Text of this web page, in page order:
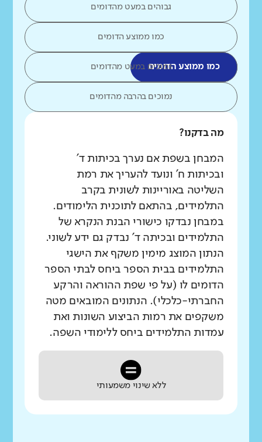
גבוהים במעט מהדומים
כמו ממוצע הדומים
כמו ממוצע הדומיםנמוכים במעט מהדומים
נמוכים בהרבה מהדומים
מה בדקנו?
המבחן בשפת אם נערך בכיתות ד'
ובכיתות ח' ונועד להעריך את רמת
השליטה באוריינות לשונית בקרב
התלמידים, בהתאם לתוכנית הלימודים.
במבחן נבדקו כישורי הבנת הנקרא של
התלמידים ובכיתה ד' נבדק גם ידע לשוני.
הנתון המוצג מימין משקף את הישגי
התלמידים בבית הספר ביחס לבתי הספר
הדומים לו (על פי שפת ההוראה והרקע
החברתי-כלכלי). הנתונים המובאים מטה
משקפים את רמות הביצוע השונות ואת
עמדות התלמידים ביחס ללימודי השפה.
ללא שינוי משמעותי